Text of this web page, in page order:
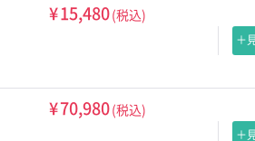
¥15,480(税込)
＋
¥70,980(税込)
＋